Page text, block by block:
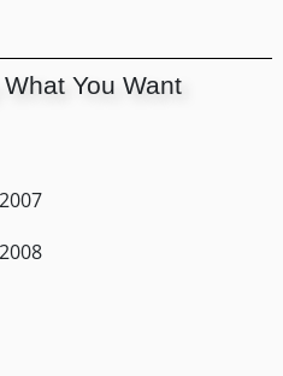
You Want